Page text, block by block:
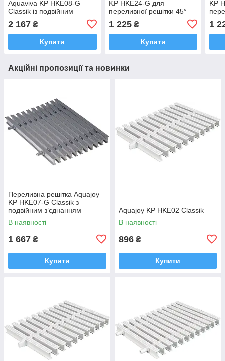
Aquaviva KP HKE08-G
Classik із подвійним
(сіра)
2 167 ₴
Купити
KP HKE24-G для
переливної решітки 45°
1 225₴
Купити
KP
1
Акційні пропозиції та новинки
Переливна решітка Aquajoy
KP HKE07-G Classik з
подвійним з’єднанням
245х25 мм (сіра)
В наявності
1 667 ₴
Купити
Aquajoy KP HKE02 Classik
В наявності
896 ₴
Купити